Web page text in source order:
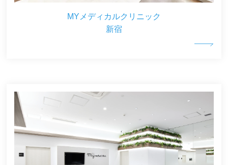
MYメディカルクリニック
新宿